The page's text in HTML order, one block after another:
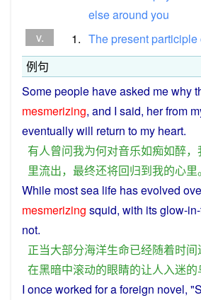
elsearound you
v.
1. The present participle
例句
Somepeople haveasked mewhy
mesmerizing, and I said, herfrom
eventuallywill return to my heart.
有人曾问我为何对音乐如痴如醉，
里流出， 最终还将回归到我的心里。
While mostsea life hasevolved
mesmerizing squid, with its glow-
not.
正当大部分海洋生命已经随着时间
在黑暗中滚动的眼睛的让人入迷的
I onceworked foraforeign novel, "